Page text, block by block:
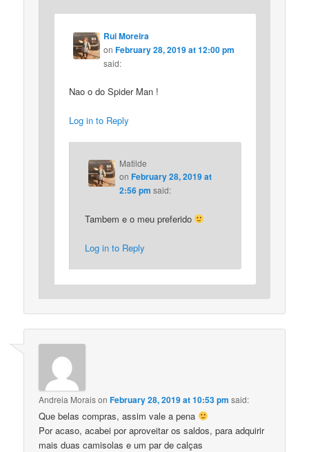
Rui Moreira
onFebruary 28, 2019 at 12:00 pm
said:
Nao o do Spider Man !
Log in to Reply
Matilde
on February 28, 2019 at
2:56 pm said:
Tambem e o meu preferido
Log in to Reply
Andreia MoraisonFebruary 28, 2019 at 10:53 pm said:
Que belas compras, assim vale a pena
Por acaso, acabei por aproveitar os saldos, para adquirir
mais duas camisolas e um par de calças